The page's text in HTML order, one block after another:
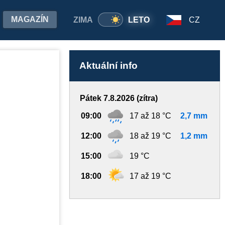
ZIMA LETO
MAGAZÍN CZ
Aktuální info
Pátek 7.8.2026 (zítra)
09:00 17 až 18 °C 2,7 mm
12:00 18 až 19 °C 1,2 mm
15:00 19 °C
18:00 17 až 19 °C